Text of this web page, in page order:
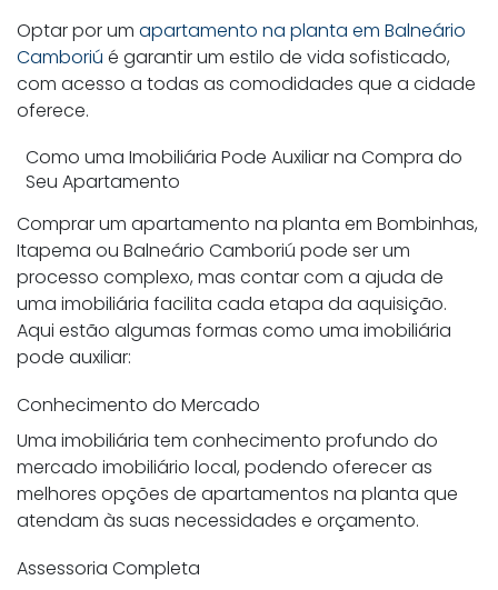
Optar por um apartamento na planta em Balneário
Camboriú é garantir um estilo de vida sofisticado,
com acesso a todas as comodidades que a cidade
oferece.
Como uma Imobiliária Pode Auxiliar na Compra do
Seu Apartamento
Comprar um apartamento na planta em Bombinhas,
Itapema ou Balneário Camboriú pode ser um
processo complexo, mas contar com a ajuda de
uma imobiliária facilita cada etapa da aquisição.
Aqui estão algumas formas como uma imobiliária
pode auxiliar:
Conhecimento do Mercado
Uma imobiliária tem conhecimento profundo do
mercado imobiliário local, podendo oferecer as
melhores opções de apartamentos na planta que
atendam às suas necessidades e orçamento.
Assessoria Completa